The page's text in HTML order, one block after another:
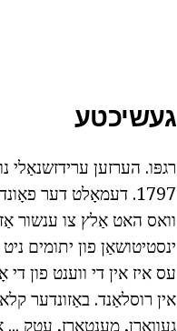
געשיכטע
רגפּו.
1797. דעמאָלט דער
וואס האט אַלץ צו ענשור אַז
ינסטיטושאַן פון יתומים
עס איז אין די ווענט פון
אין רוסלאַנד. באַזונדער